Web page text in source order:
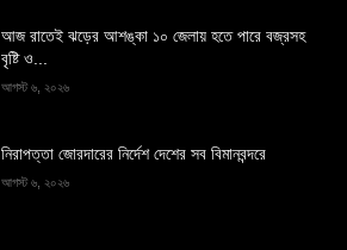
আজ রাতেই ঝড়ের আশঙ্কা ১০ জেলায় হতে পারে বজ্রসহ
বৃষ্টি ও...
আগস্ট ৬, ২০২৬
নিরাপত্তা জোরদারের নির্দেশ দেশের সব বিমানবন্দরে
আগস্ট ৬, ২০২৬